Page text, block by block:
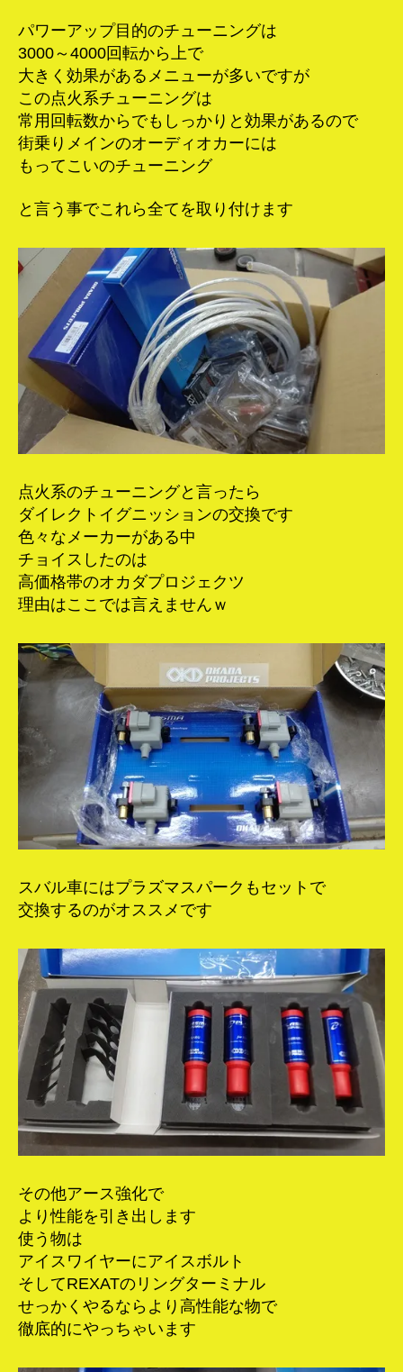
パワーアップ目的のチューニングは
3000～4000回転から上で
大きく効果があるメニューが多いですが
この点火系チューニングは
常用回転数からでもしっかりと効果があるので
街乗りメインのオーディオカーには
もってこいのチューニング
と言う事でこれら全てを取り付けます
点火系のチューニングと言ったら
ダイレクトイグニッションの交換です
色々なメーカーがある中
チョイスしたのは
高価格帯のオカダプロジェクツ
理由はここでは言えませんｗ
スバル車にはプラズマスパークもセットで
交換するのがオススメです
その他アース強化で
より性能を引き出します
使う物は
アイスワイヤーにアイスボルト
そしてREXATのリングターミナル
せっかくやるならより高性能な物で
徹底的にやっちゃいます